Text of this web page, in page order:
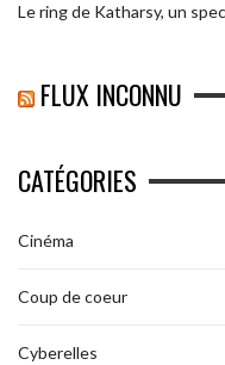
Le ring de Katharsy, un
FLUX INCONNU
CATÉGORIES
Cinéma
Coup de coeur
Cyberelles